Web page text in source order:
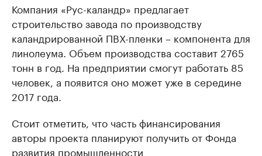
Компания «Рус-каландр» предлагает
строительство завода по производству
каландрированной ПВХ-пленки – компонента для
линолеума. Объем производства составит 2765
тонн в год. На предприятии смогут работать 85
человек, а появится оно может уже в середине
2017 года.
Стоит отметить, что часть финансирования
авторы проекта планируют получить от Фонда
развития промышленности